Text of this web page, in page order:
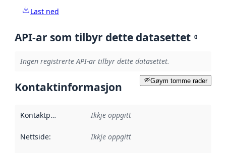
Last ned
API-ar som tilbyr dette datasettet 0
Ingen registrerte API-ar tilbyr dette datasettet.
Gøym tomme rader
Kontaktinformasjon
Kontaktpunkt Ikkje oppgitt
Nettside: Ikkje oppgitt